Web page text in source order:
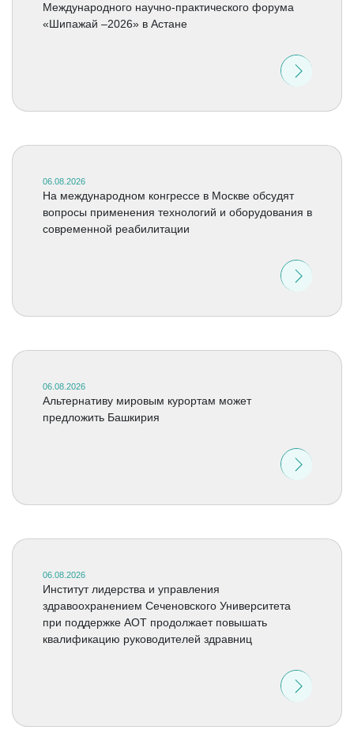
Международного научно-практического форума
«Шипажай –2026» в Астане
06.08.2026
На международном конгрессе в Москве обсудят
вопросы применения технологий и оборудования в
современной реабилитации
06.08.2026
Альтернативу мировым курортам может
предложить Башкирия
06.08.2026
Институт лидерства и управления
здравоохранением Сеченовского Университета
при поддержке АОТ продолжает повышать
квалификацию руководителей здравниц